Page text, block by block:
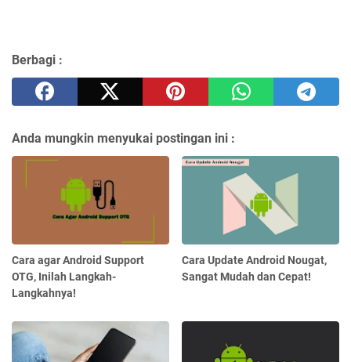
Berbagi :
Anda mungkin menyukai postingan ini :
Cara agar Android Support
OTG, Inilah Langkah-
Langkahnya!
Cara Update Android Nougat,
Sangat Mudah dan Cepat!